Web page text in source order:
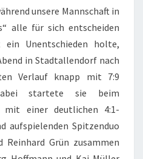
unsere Mannschaft in
alle für sich entscheiden
Unentschieden holte,
in Stadtallendorf nach
Verlauf knapp mit 7:9
startete sie beim
mit einer deutlichen 4:1-
aufspielenden Spitzenduo
Reinhard Grün zusammen